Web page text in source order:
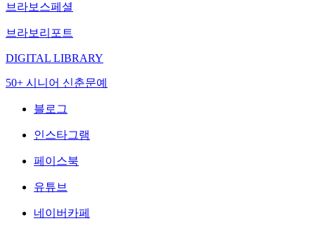
브라보스페셜
브라보리포트
DIGITAL LIBRARY
50+ 시니어 신춘문예
블로그
인스타그램
페이스북
유튜브
네이버카페